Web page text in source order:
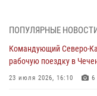
(видео)
Росгвардейцы провели
воспитанников Центра
ПОПУЛЯРНЫЕ
Командующий Северо-
рабочую поездку в
23 июля 2026, 16:10 6